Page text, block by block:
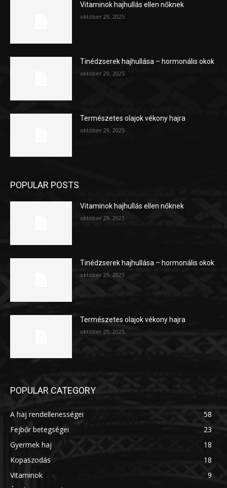
Vitaminok hajhullás ellen nőknek
október 29, 2025
Tinédzserek hajhullása – hormonális okok
október 29, 2025
Természetes olajok vékony hajra
október 29, 2025
POPULAR POSTS
Vitaminok hajhullás ellen nőknek
október 29, 2025
Tinédzserek hajhullása – hormonális okok
október 29, 2025
Természetes olajok vékony hajra
október 29, 2025
POPULAR CATEGORY
A haj rendellenességei
58
Fejbőr betegségei
23
Gyermek haj
18
Kopaszodás
18
Vitaminok
9